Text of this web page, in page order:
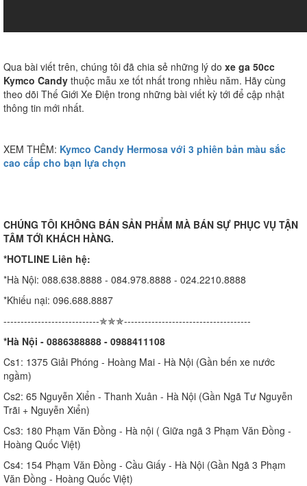
Qua bài viết trên, chúng tôi đã chia sẻ những lý do xe ga 50cc
Kymco Candy thuộc mẫu xe tốt nhất trong nhiều năm. Hãy cùng
theo dõi Thế Giới Xe Điện trong những bài viết kỳ tới để cập nhật
thông tin mới nhất.
XEM THÊM: Kymco Candy Hermosa với 3 phiên bản màu sắc
cao cấp cho bạn lựa chọn
CHÚNG TÔI KHÔNG BÁN SẢN PHẨM MÀ BÁN SỰ PHỤC VỤ TẬN
TÂM TỚI KHÁCH HÀNG.
*HOTLINE Liên hệ:
*Hà Nội: 088.638.8888 - 084.978.8888 - 024.2210.8888
*Khiếu nại: 096.688.8887
----------------------------✯✯✯-------------------------------------
*Hà Nội - 0886388888 - 0988411108
Cs1: 1375 Giải Phóng - Hoàng Mai - Hà Nội (Gần bến xe nước
ngầm)
Cs2: 65 Nguyễn Xiển - Thanh Xuân - Hà Nội (Gần Ngã Tư Nguyễn
Trãi + Nguyễn Xiển)
Cs3: 180 Phạm Văn Đồng - Hà nội ( Giữa ngã 3 Phạm Văn Đồng -
Hoàng Quốc Việt)
Cs4: 154 Phạm Văn Đồng - Cầu Giấy - Hà Nội (Gần Ngã 3 Phạm
Văn Đồng - Hoàng Quốc Việt)